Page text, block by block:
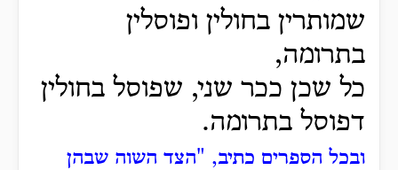
שמותרין בחולין ופוסלין
בתרומה,
כל שכן ככר שני, שפוסל בחולין
דפוסל בתרומה.
ובכל הספרים כתיב, "הצד השוה שבהן